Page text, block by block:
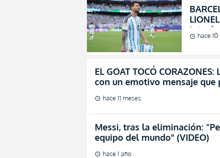
interés
schedule hace
EL GOAT TOCÓ
con un emotivo mensaje
schedule hace 11 meses
Messi, tras la eliminación:
equipo del mundo" (VIDEO)
schedule hace 1 año